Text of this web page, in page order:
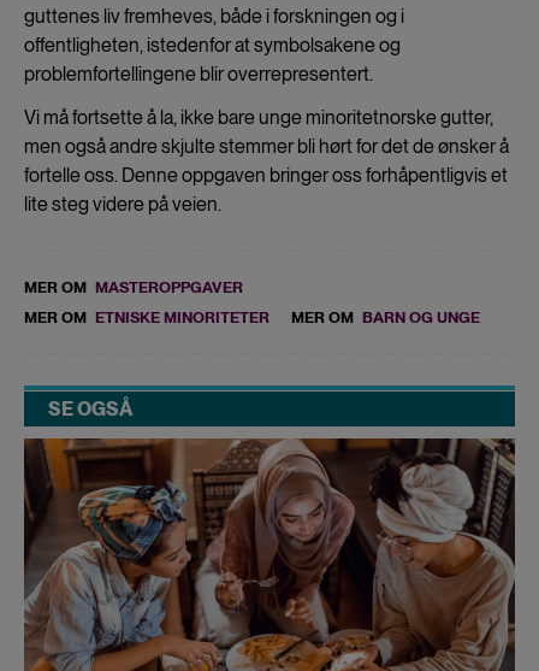
guttenes liv fremheves, både i forskningen og i
offentligheten, istedenfor at symbolsakene og
problemfortellingene blir overrepresentert.
Vi må fortsette å la, ikke bare unge minoritetnorske gutter,
men også andre skjulte stemmer bli hørt for det de ønsker å
fortelle oss. Denne oppgaven bringer oss forhåpentligvis et
lite steg videre på veien.
MER OM MASTEROPPGAVER
MER OM ETNISKE MINORITETER MER OM BARN OG UNGE
SE OGSÅ